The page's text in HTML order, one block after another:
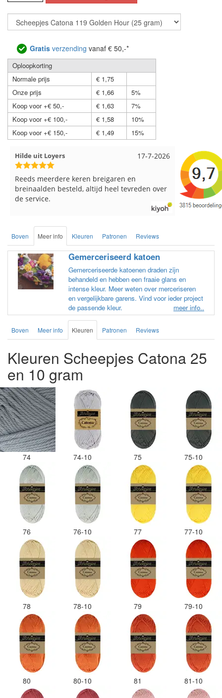
Gratis verzending vanaf € 50,-*
Oploopkorting
Normale prijs
€ 1,75
Onze prijs
€ 1,66
5%
Koop voor +€ 50,-
€ 1,63
7%
Koop voor +€ 100,-
€ 1,58
10%
Koop voor +€ 150,-
€ 1,49 15%
12-7-2026
Loes uit EMMELOORD
Snelle levering en keurig verpakt. Top.
Nell uit
Goed
Boven Meer info Kleuren Patronen Reviews
Gemerceriseerd katoen
Gemerceriseerde katoenen draden zijn
behandeld en hebben een fraaie glans en
intense kleur. Meer weten over merceriseren
en vergelijkbare garens. Vind voor ieder project
de passende kleur.
meer info..
Boven Meer info Kleuren Patronen Reviews
Kleuren Scheepjes Catona 25
en 10 gram
74 74-10 75 75-10
76 76-10 77 77-10
78 78-10 79 79-10
80 80-10 81 81-10